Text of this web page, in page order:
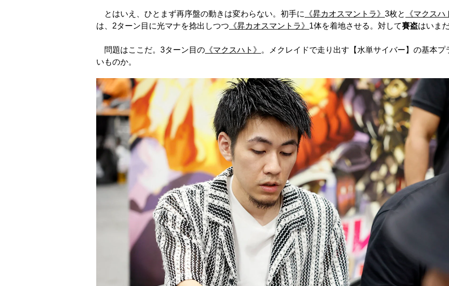
とはいえ、ひとまず再序盤の動きは変わらない。初手に 《昇カオスマントラ》 3枚と
《マクスハ
は、2ターン目に光マナを捻出しつつ 《昇カオスマントラ》 1体を着地させる。対して賽盗はいま
問題はここだ。3ターン目の 《マクスハト》
。メクレイドで走り出す【水単サイバー】の基本
いものか。